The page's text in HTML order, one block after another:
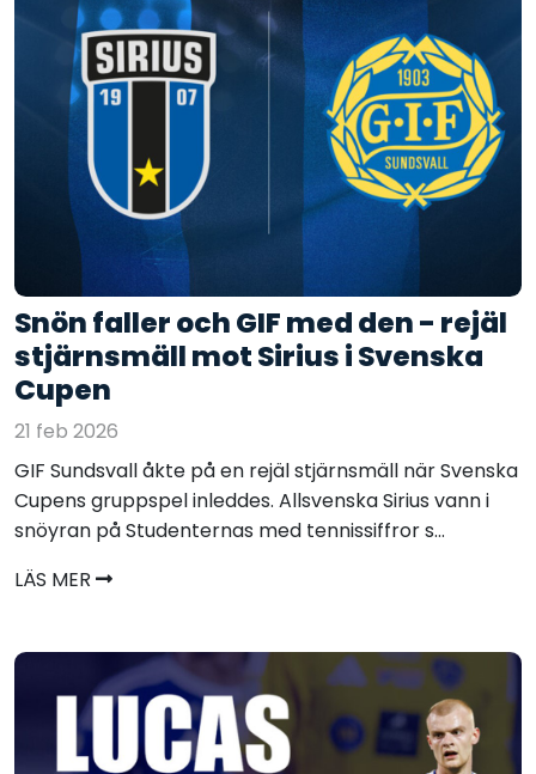
Snön faller och GIF med den - rejäl
stjärnsmäll mot Sirius i Svenska
Cupen
21 feb 2026
GIF Sundsvall åkte på en rejäl stjärnsmäll när Svenska
Cupens gruppspel inleddes. Allsvenska Sirius vann i
snöyran på Studenternas med tennissiffror s...
LÄS MER